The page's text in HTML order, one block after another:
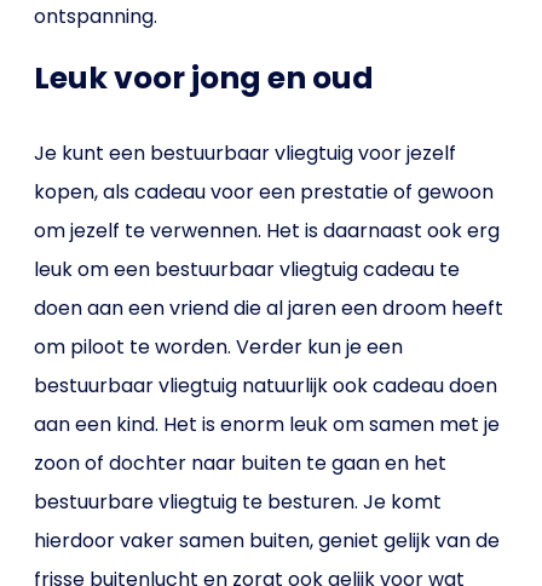
ontspanning.
Leuk voor jong en oud
Je kunt een bestuurbaar vliegtuig voor jezelf
kopen, als cadeau voor een prestatie of gewoon
om jezelf te verwennen. Het is daarnaast ook erg
leuk om een bestuurbaar vliegtuig cadeau te
doen aan een vriend die al jaren een droom heeft
om piloot te worden. Verder kun je een
bestuurbaar vliegtuig natuurlijk ook cadeau doen
aan een kind. Het is enorm leuk om samen met je
zoon of dochter naar buiten te gaan en het
bestuurbare vliegtuig te besturen. Je komt
hierdoor vaker samen buiten, geniet gelijk van de
frisse buitenlucht en zorgt ook gelijk voor wat